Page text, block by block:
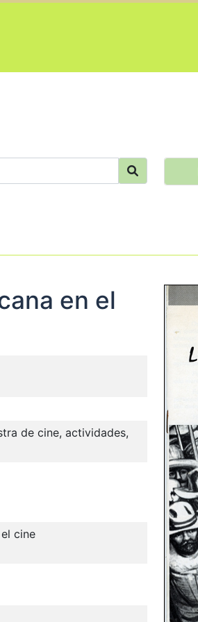
en el
de cine, actividades,
cine